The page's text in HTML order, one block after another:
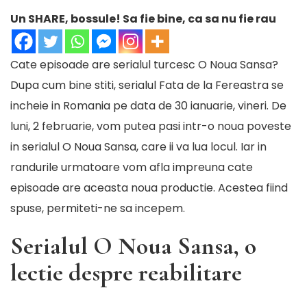
Un SHARE, bossule! Sa fie bine, ca sa nu fie rau
Cate episoade are serialul turcesc O Noua Sansa?
Dupa cum bine stiti,serialul Fata de la Fereastrase
incheie in Romania pe data de 30 ianuarie, vineri. De
luni, 2 februarie, vom putea pasi intr-o noua poveste
in serialul O Noua Sansa, care ii va lua locul. Iar in
randurile urmatoare vom afla impreuna cate
episoade are aceasta noua productie. Acestea fiind
spuse, permiteti-ne sa incepem.
Serialul O Noua Sansa, o
lectie despre reabilitare